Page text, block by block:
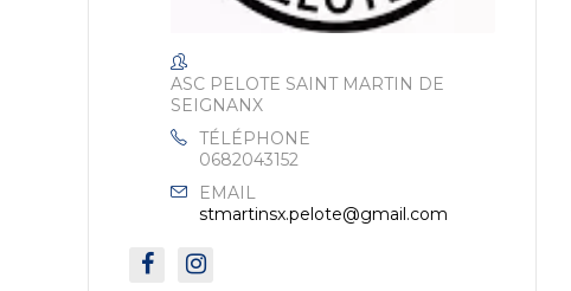
ASC PELOTE SAINT MARTIN DE
SEIGNANX
TÉLÉPHONE
0682043152
EMAIL
stmartinsx.pelote@gmail.com